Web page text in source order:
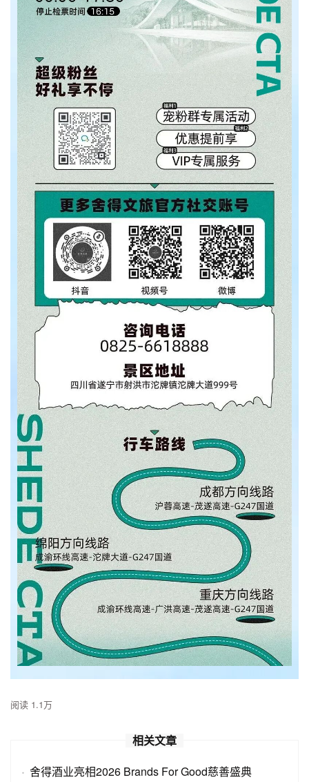
阅读 1.1万
相关文章
· 舍得酒业亮相2026 Brands For Good慈善盛典